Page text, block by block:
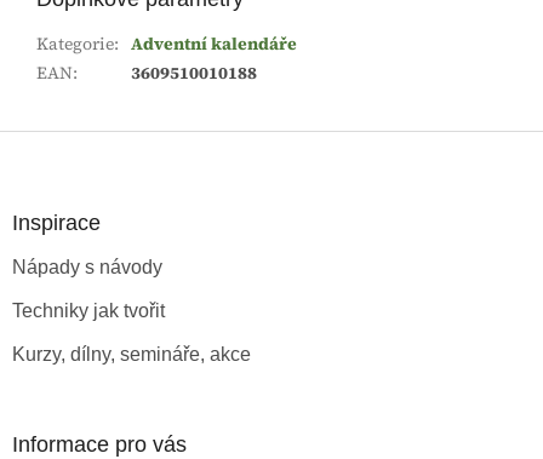
Kategorie: Adventní kalendáře
EAN: 3609510010188
Inspirace
Nápady s návody
Techniky jak tvořit
Kurzy, dílny, semináře, akce
Informace pro vás